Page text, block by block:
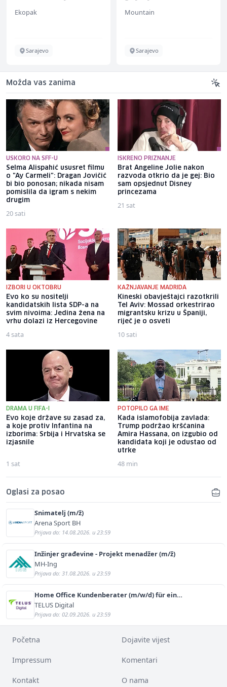
Ekopak
Sarajevo
Mountain
Sarajevo
Možda vas zanima
USKORO NA SFF-U
Selma Alispahić ususret filmu
o "Ay Carmeli": Dragan Jovičić
bi bio ponosan; nikada nisam
pomislila da igram s nekim
drugim
20 sati
ISKRENO PRIZNANJE
Brat Angeline Jolie nakon
razvoda otkrio da je gej: Bio
sam opsjednut Disney
princezama
21 sat
IZBORI U OKTOBRU
Evo ko su nositelji
kandidatskih lista SDP-a na
svim nivoima: Jedina žena na
vrhu dolazi iz Hercegovine
4 sata
KAŽNJAVANJE MADRIDA
Kineski obavještajci razotkrili
Tel Aviv: Mossad orkestrirao
migrantsku krizu u Španiji,
riječ je o osveti
10 sati
DRAMA U FIFA-I
Evo koje države su zasad za,
a koje protiv Infantina na
izborima: Srbija i Hrvatska se
izjasnile
1 sat
POTOPILO GA IME
Kada islamofobija zavlada:
Trump podržao kršćanina
Amira Hassana, on izgubio od
kandidata koji je odustao od
utrke
48 min
Oglasi za posao
Snimatelj (m/ž)
Arena Sport BH
Prijava do: 14.08.2026. u 23:59
Inžinjer građevine - Projekt menadžer (m/ž)
MH-Ing
Prijava do: 31.08.2026. u 23:59
Home Office Kundenberater (m/w/d) für ein
renommiertes Schuhunternehmen
TELUS Digital
Prijava do: 02.09.2026. u 23:59
Početna Dojavite vijest
Impressum Komentari
Kontakt O nama